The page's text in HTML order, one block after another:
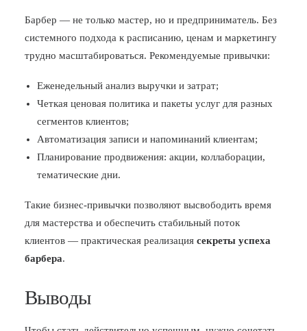
Барбер — не только мастер, но и предприниматель. Без
системного подхода к расписанию, ценам и маркетингу
трудно масштабироваться. Рекомендуемые привычки:
Еженедельный анализ выручки и затрат;
Четкая ценовая политика и пакеты услуг для разных
сегментов клиентов;
Автоматизация записи и напоминаний клиентам;
Планирование продвижения: акции, коллаборации,
тематические дни.
Такие бизнес-привычки позволяют высвободить время
для мастерства и обеспечить стабильный поток
клиентов — практическая реализация секреты успеха
барбера.
Выводы